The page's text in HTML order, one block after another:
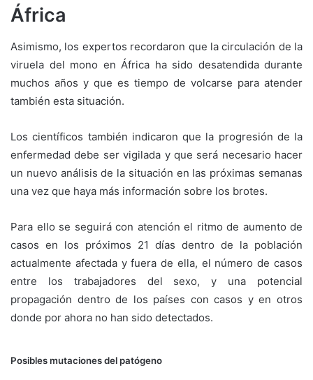
África
Asimismo, los expertos recordaron que la circulación de la
viruela del mono en África ha sido desatendida durante
muchos años y que es tiempo de volcarse para atender
también esta situación.
Los científicos también indicaron que la progresión de la
enfermedad debe ser vigilada y que será necesario hacer
un nuevo análisis de la situación en las próximas semanas
una vez que haya más información sobre los brotes.
Para ello se seguirá con atención el ritmo de aumento de
casos en los próximos 21 días dentro de la población
actualmente afectada y fuera de ella, el número de casos
entre los trabajadores del sexo, y una potencial
propagación dentro de los países con casos y en otros
donde por ahora no han sido detectados.
Posibles mutaciones del patógeno